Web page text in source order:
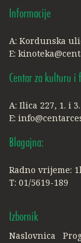
Informacije
A: Kordunska
E:
Centar za kulturu i
A: Ilica 227, 1. i
E:
Blagajna:
Radno vrijeme:
T: 01/5619-189
Izbornik
Naslovnica